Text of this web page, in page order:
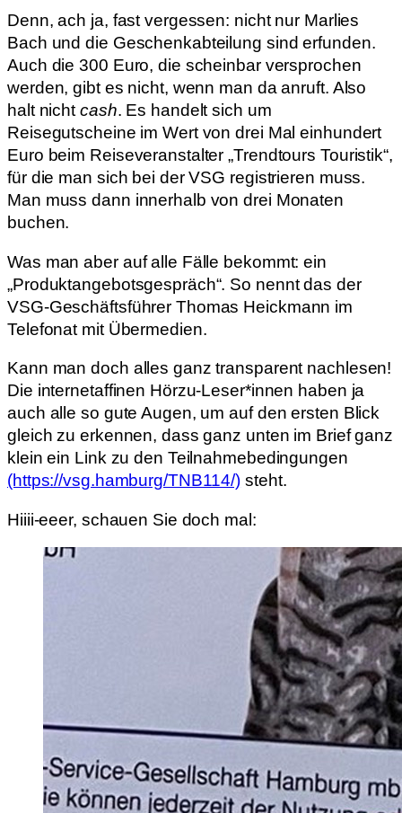
Denn, ach ja, fast vergessen: nicht nur Marlies
Bach und die Geschenkabteilung sind erfunden.
Auch die 300 Euro, die scheinbar versprochen
werden, gibt es nicht, wenn man da anruft. Also
halt nichtcash. Es handelt sich um
Reisegutscheine im Wert von drei Mal einhundert
Euro beim Reiseveranstalter „Trendtours Touristik“,
für die man sich bei der VSG registrieren muss.
Man muss dann innerhalb von drei Monaten
buchen.
Was man aber auf alle Fälle bekommt: ein
„Produktangebotsgespräch“. So nennt das der
VSG-Geschäftsführer Thomas Heickmann im
Telefonat mit Übermedien.
Kann man doch alles ganz transparent nachlesen!
Die internetaffinen Hörzu-Leser*innen haben ja
auch alle so gute Augen, um auf den ersten Blick
gleich zu erkennen, dass ganz unten im Brief ganz
klein ein Link zu den Teilnahmebedingungen
(https://vsg.hamburg/TNB114/) steht.
Hiiii-eeer, schauen Sie doch mal: